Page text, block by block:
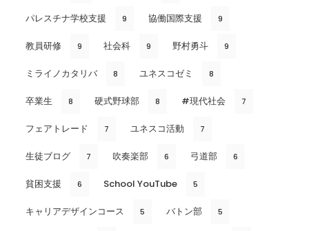
パレスチナ学校支援 9 協働国際支援 9
教員研修 9 社会科 9 野村勇斗 9
ミライノカタリバ 8 ユネスコゼミ 8
卒業生 8 硬式野球部 8 #現代社会 7
フェアトレード 7 ユネスコ活動 7
生徒ブログ 7 吹奏楽部 6 弓道部 6
貧困支援 6 School YouTube 5
キャリアデザインコース 5 バトン部 5